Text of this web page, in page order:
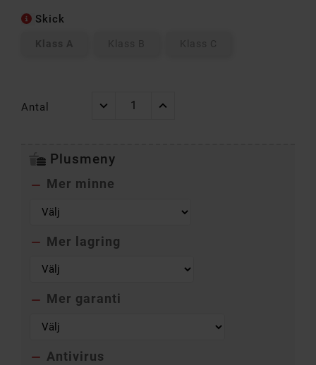
Skick
Klass A Klass B Klass C
Antal
Plusmeny
 Mer minne
 Mer lagring
 Mer garanti
 Antivirus